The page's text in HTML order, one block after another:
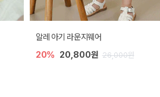
알레 아기 라운지웨어
20% 20,800원 26,000원